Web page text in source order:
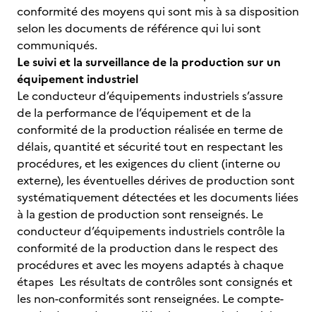
conformité des moyens qui sont mis à sa disposition
selon les documents de référence qui lui sont
communiqués.
Le suivi et la surveillance de la production sur un
équipement industriel
Le conducteur d’équipements industriels s’assure
de la performance de l’équipement et de la
conformité de la production réalisée en terme de
délais, quantité et sécurité tout en respectant les
procédures, et les exigences du client (interne ou
externe), les éventuelles dérives de production sont
systématiquement détectées et les documents liées
à la gestion de production sont renseignés. Le
conducteur d’équipements industriels contrôle la
conformité de la production dans le respect des
procédures et avec les moyens adaptés à chaque
étapes Les résultats de contrôles sont consignés et
les non-conformités sont renseignées. Le compte-